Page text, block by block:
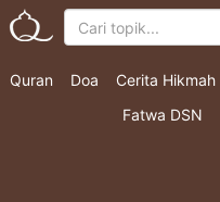
Quran Doa Cerita Hikmah
Fatwa DSN